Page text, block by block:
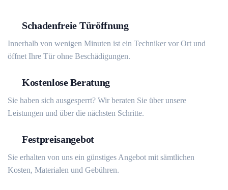
Schadenfreie Türöffnung
Innerhalb von wenigen Minuten ist ein Techniker vor Ort und
öffnet Ihre Tür ohne Beschädigungen.
Kostenlose Beratung
Sie haben sich ausgesperrt? Wir beraten Sie über unsere
Leistungen und über die nächsten Schritte.
Festpreisangebot
Sie erhalten von uns ein günstiges Angebot mit sämtlichen
Kosten, Materialen und Gebühren.